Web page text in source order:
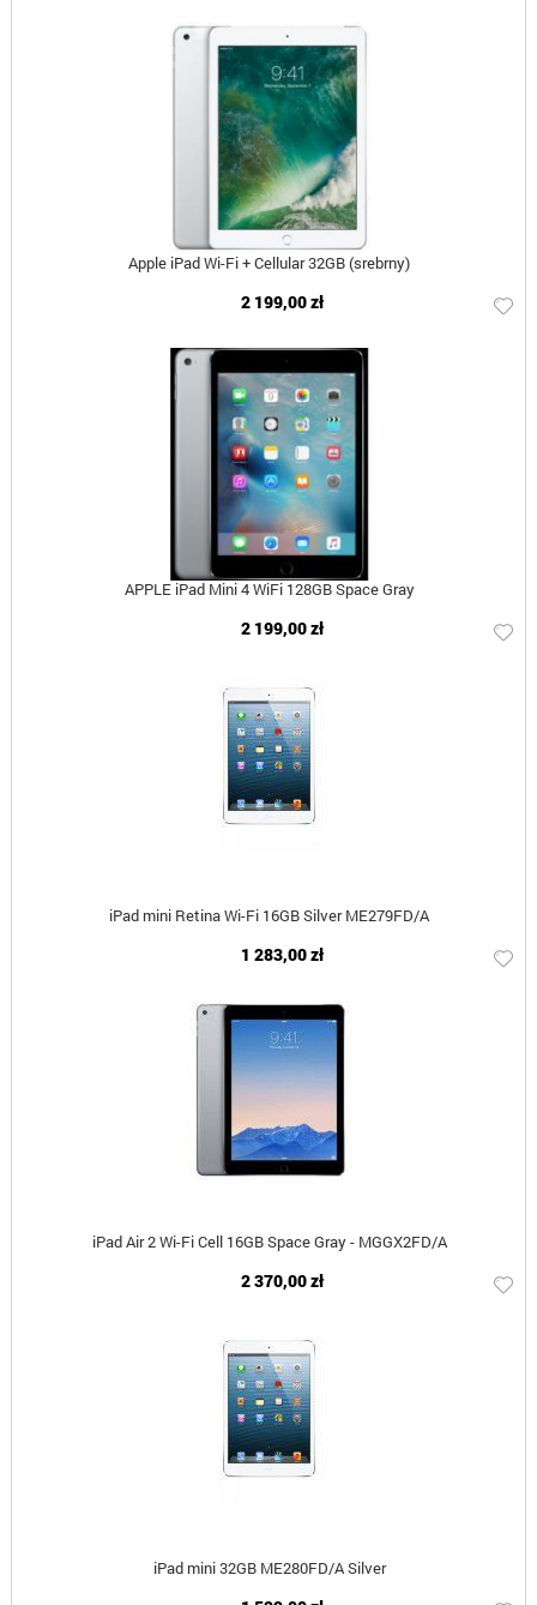
Apple iPad Wi-Fi + Cellular 32GB (srebrny)
2 199,00 zł
APPLE iPad Mini 4 WiFi 128GB Space Gray
2 199,00 zł
iPad mini Retina Wi-Fi 16GB Silver ME279FD/A
1 283,00 zł
iPad Air 2 Wi-Fi Cell 16GB Space Gray - MGGX2FD/A
2 370,00 zł
iPad mini 32GB ME280FD/A Silver